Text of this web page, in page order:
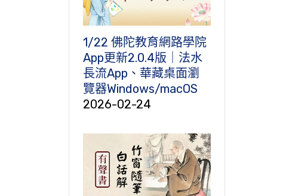
1/22 佛陀教育網路學院
App更新2.0.4版｜法水
長流App、華藏桌面瀏
覽器Windows/macOS
2026-02-24